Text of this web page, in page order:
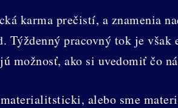
karma prečistí, a znamenia
Týždenný pracovný tok je
možnosť, ako si uvedomiť čo
alebo sme